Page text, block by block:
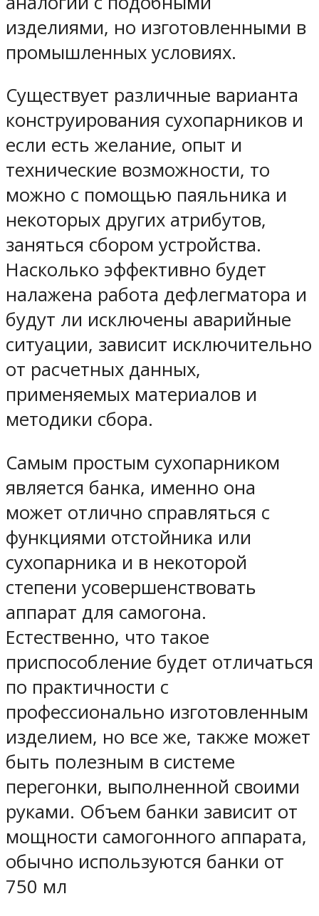
изделиями, но изготовленными в
промышленных условиях.
Существует различные варианта
конструирования сухопарников и
если есть желание, опыт и
технические возможности, то
можно с помощью паяльника и
некоторых других атрибутов,
заняться сбором устройства.
Насколько эффективно будет
налажена работа дефлегматора и
будут ли исключены аварийные
ситуации, зависит исключительно
от расчетных данных,
применяемых материалов и
методики сбора.
Самым простым сухопарником
является банка, именно она
может отлично справляться с
функциями отстойника или
сухопарника и в некоторой
степени усовершенствовать
аппарат для самогона.
Естественно, что такое
приспособление будет отличаться
по практичности с
профессионально изготовленным
изделием, но все же, также может
быть полезным в системе
перегонки, выполненной своими
руками. Объем банки зависит от
мощности самогонного аппарата,
обычно используются банки от
750 мл